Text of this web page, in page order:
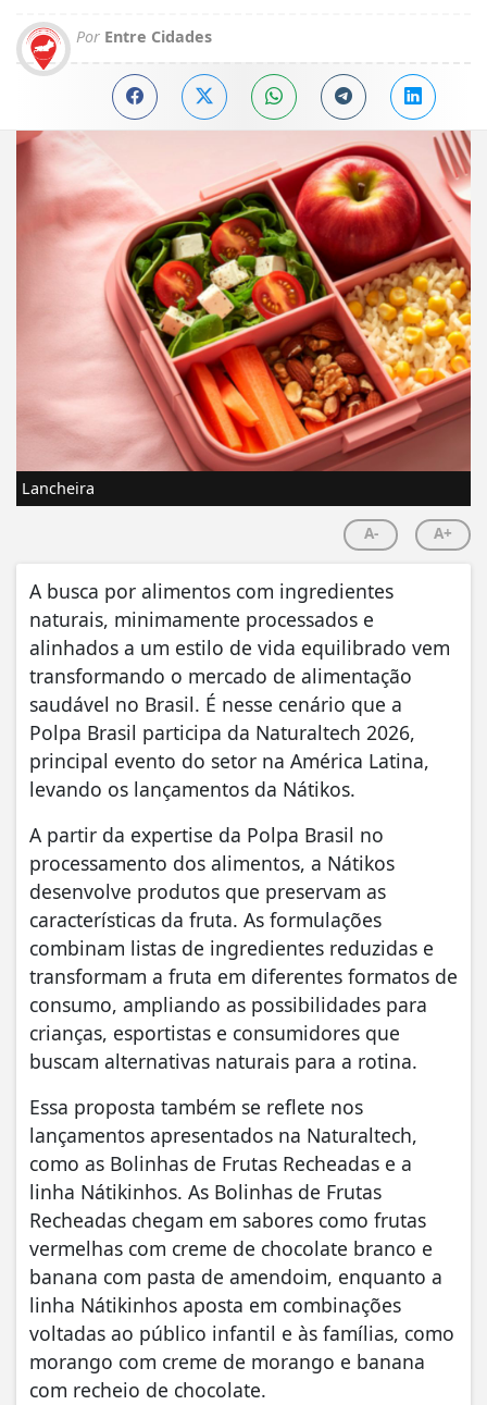
Por Entre Cidades
Lancheira
A- A+
A busca por alimentos com ingredientes
naturais, minimamente processados e
alinhados a um estilo de vida equilibrado vem
transformando o mercado de alimentação
saudável no Brasil. É nesse cenário que a
Polpa Brasil participa da Naturaltech 2026,
principal evento do setor na América Latina,
levando os lançamentos da Nátikos.
A partir da expertise da Polpa Brasil no
processamento dos alimentos, a Nátikos
desenvolve produtos que preservam as
características da fruta. As formulações
combinam listas de ingredientes reduzidas e
transformam a fruta em diferentes formatos de
consumo, ampliando as possibilidades para
crianças, esportistas e consumidores que
buscam alternativas naturais para a rotina.
Essa proposta também se reflete nos
lançamentos apresentados na Naturaltech,
como as Bolinhas de Frutas Recheadas e a
linha Nátikinhos. As Bolinhas de Frutas
Recheadas chegam em sabores como frutas
vermelhas com creme de chocolate branco e
banana com pasta de amendoim, enquanto a
linha Nátikinhos aposta em combinações
voltadas ao público infantil e às famílias, como
morango com creme de morango e banana
com recheio de chocolate.